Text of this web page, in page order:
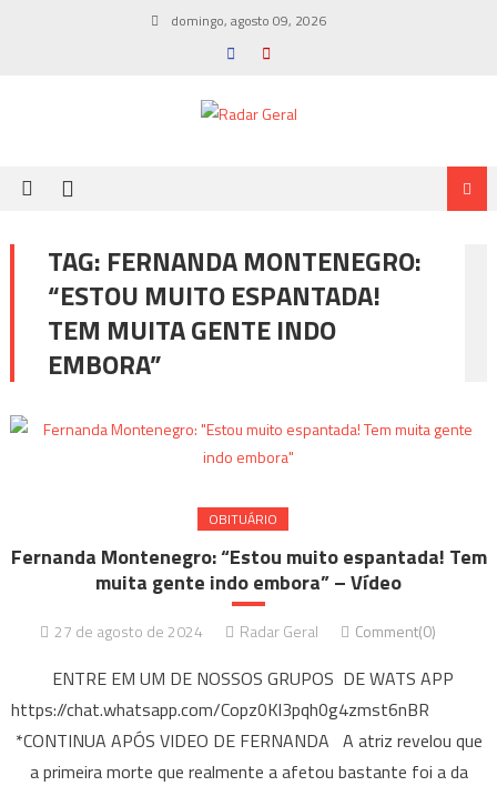
domingo, agosto 09, 2026
TAG: FERNANDA MONTENEGRO:
“ESTOU MUITO ESPANTADA!
TEM MUITA GENTE INDO
EMBORA”
OBITUÁRIO
Fernanda Montenegro: “Estou muito espantada! Tem
muita gente indo embora” – Vídeo
27 de agosto de 2024 Radar Geral Comment(0)
ENTRE EM UM DE NOSSOS GRUPOS DE WATS APP
https://chat.whatsapp.com/Copz0Kl3pqh0g4zmst6nBR
*CONTINUA APÓS VIDEO DE FERNANDA A atriz revelou que
a primeira morte que realmente a afetou bastante foi a da